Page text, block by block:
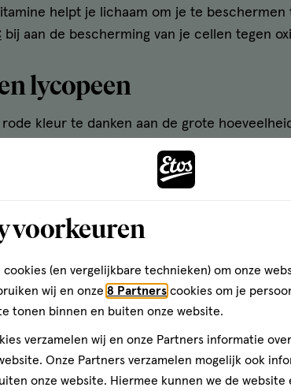
helpt je lichaam om je te
bij aan de bescherming van je cellen tegen
lycopeen
kleur te danken aan de grote
bevatten deze kleurstof ook. Lycopeen
tot de groep van carotenoïden, een
te vinden is.
kalium
je dagelijkse inname van kalium. Kalium
van een normale bloeddruk. Combineer
dieet.
bètacaroteen
voorkeuren
cookies (en vergelijkbare technieken) om onze
wij en onze 8 Partners cookies om je
tonen binnen en buiten onze website.
verzamelen wij en onze Partners informatie
Onze Partners verzamelen mogelijk ook
onze website. Hiermee kunnen we de website